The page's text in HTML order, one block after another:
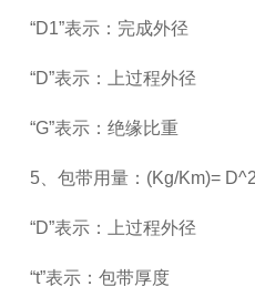
“D1”表示：完成外径
“D”表示：上过程外径
“G”表示：绝缘比重
5、包带用量：(Kg/Km)=
“D”表示：上过程外径
“t”表示：包带厚度